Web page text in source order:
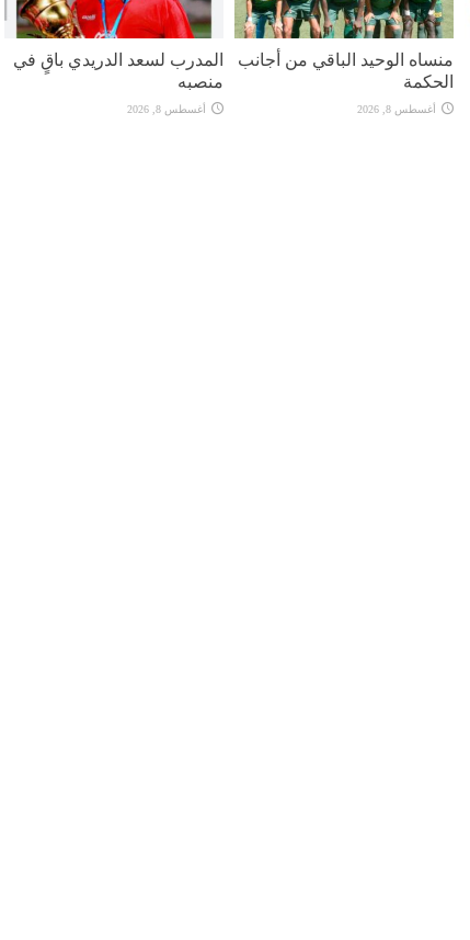
منساه الوحيد الباقي من أجانب
الحكمة
أغسطس 8, 2026
المدرب لسعد الدريدي باقٍ في
منصبه
أغسطس 8, 2026